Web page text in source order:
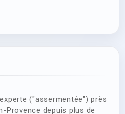
("assermentée") près
Provence depuis plus de